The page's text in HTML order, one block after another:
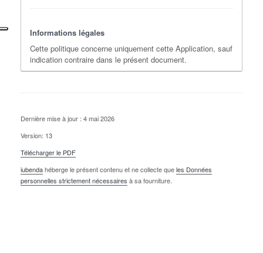
Informations légales
Cette politique concerne uniquement cette Application, sauf
indication contraire dans le présent document.
Dernière mise à jour : 4 mai 2026
Version: 13
Télécharger le PDF
iubendahéberge le présent contenu et ne collecte queles Données
personnelles strictement nécessaires à sa fourniture.